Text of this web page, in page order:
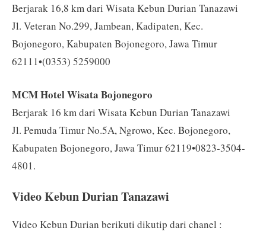
Berjarak 16,8 km dari Wisata Kebun Durian Tanazawi
Jl. Veteran No.299, Jambean, Kadipaten, Kec.
Bojonegoro, Kabupaten Bojonegoro, Jawa Timur
62111•(0353) 5259000
MCM Hotel Wisata Bojonegoro
Berjarak 16 km dari Wisata Kebun Durian Tanazawi
Jl. Pemuda Timur No.5A, Ngrowo, Kec. Bojonegoro,
Kabupaten Bojonegoro, Jawa Timur 62119•0823-3504-
4801.
Video Kebun Durian Tanazawi
Video Kebun Durian berikuti dikutip dari chanel :